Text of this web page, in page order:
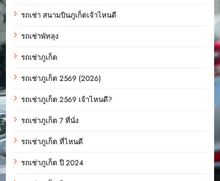
รถเช่า สนามบินภูเก็ตเจ้าไหนดี
รถเช่าพัทลุง
รถเช่าภูเก็ต
รถเช่าภูเก็ต 2569 (2026)
รถเช่าภูเก็ต 2569 เจ้าไหนดี?
รถเช่าภูเก็ต 7 ที่นั่ง
รถเช่าภูเก็ต ที่ไหนดี
รถเช่าภูเก็ต ปี 2024